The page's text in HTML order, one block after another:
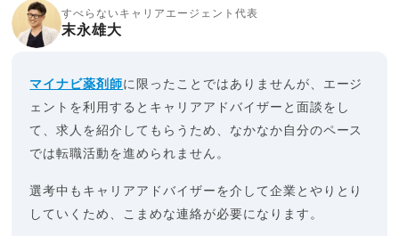
すべらないキャリアエージェント代表
末永雄大
マイナビ薬剤師に限ったことではありませんが、エージ
ェントを利用するとキャリアアドバイザーと面談をし
て、求人を紹介してもらうため、なかなか自分のペース
では転職活動を進められません。
選考中もキャリアアドバイザーを介して企業とやりとり
していくため、こまめな連絡が必要になります。